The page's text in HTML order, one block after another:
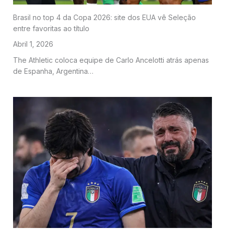
Brasil no top 4 da Copa 2026: site dos EUA vê Seleção
entre favoritas ao título
Abril 1, 2026
The Athletic coloca equipe de Carlo Ancelotti atrás apenas
de Espanha, Argentina…